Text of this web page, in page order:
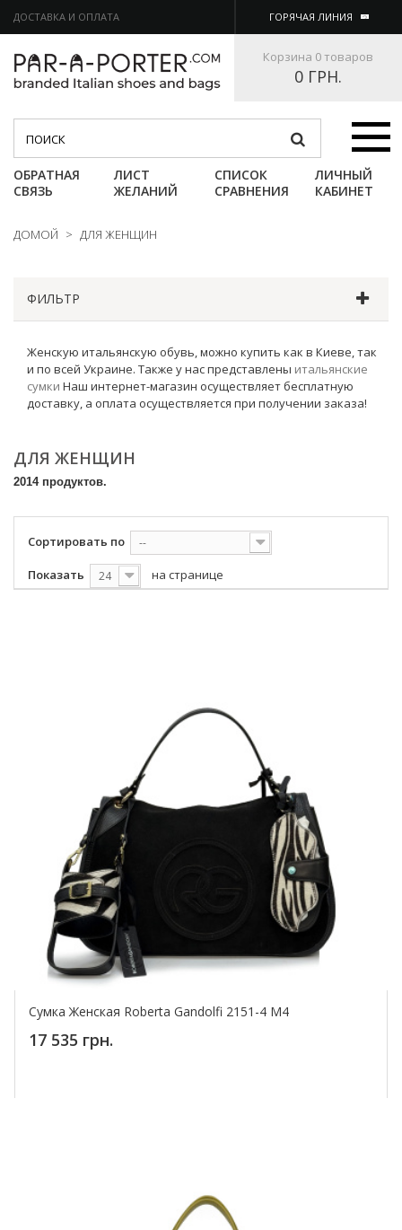
ДОСТАВКА И ОПЛАТА ГОРЯЧАЯ ЛИНИЯ
Корзина 0 товаров
0 ГРН.
Категории
ОБРАТНАЯ
СВЯЗЬ
ЛИСТ
ЖЕЛАНИЙ
СПИСОК
СРАВНЕНИЯ
ЛИЧНЫЙ
КАБИНЕТ
ДОМОЙ > ДЛЯ ЖЕНЩИН
ФИЛЬТР
Женскую итальянскую обувь, можно купить как в Киеве, так
и по всей Украине. Также у нас представлены итальянские
сумки Наш интернет-магазин осуществляет бесплатную
доставку, а оплата осуществляется при получении заказа!
ДЛЯ ЖЕНЩИН
2014 продуктов.
Сортировать по --
Показать 24 на странице
Сумка Женская Roberta Gandolfi 2151-4 M4
17 535 грн.